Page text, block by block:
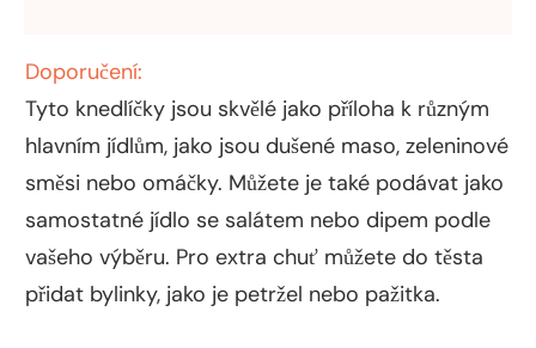
Doporučení:
Tyto knedlíčky jsou skvělé jako příloha k různým
hlavním jídlům, jako jsou dušené maso, zeleninové
směsi nebo omáčky. Můžete je také podávat jako
samostatné jídlo se salátem nebo dipem podle
vašeho výběru. Pro extra chuť můžete do těsta
přidat bylinky, jako je petržel nebo pažitka.